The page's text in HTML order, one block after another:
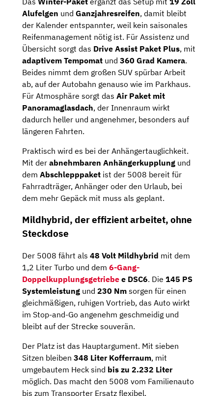
Alufelgen und Ganzjahresreifen, damit bleibt
der Kalender entspannter, weil kein saisonales
Reifenmanagement nötig ist. Für Assistenz und
Übersicht sorgt das Drive Assist Paket Plus, mit
adaptivem Tempomat und 360 Grad Kamera.
Beides nimmt dem großen SUV spürbar Arbeit
ab, auf der Autobahn genauso wie im Parkhaus.
Für Atmosphäre sorgt das Air Paket mit
Panoramaglasdach, der Innenraum wirkt
dadurch heller und angenehmer, besonders auf
längeren Fahrten.
Praktisch wird es bei der Anhängertauglichkeit.
Mit der abnehmbaren Anhängerkupplung und
dem Abschlepppaket ist der 5008 bereit für
Fahrradträger, Anhänger oder den Urlaub, bei
dem mehr Gepäck mit muss als geplant.
Mildhybrid, der effizient arbeitet, ohne
Steckdose
Der 5008 fährt als 48 Volt Mildhybrid mit dem
1,2 Liter Turbo und dem 6-Gang-
Doppelkupplungsgetriebe e DSC6. Die 145 PS
Systemleistung und 230 Nm sorgen für einen
gleichmäßigen, ruhigen Vortrieb, das Auto wirkt
im Stop-and-Go angenehm geschmeidig und
bleibt auf der Strecke souverän.
Der Platz ist das Hauptargument. Mit sieben
Sitzen bleiben 348 Liter Kofferraum, mit
umgebautem Heck sind bis zu 2.232 Liter
möglich. Das macht den 5008 vom Familienauto
bis zum Transporter Ersatz flexibel.